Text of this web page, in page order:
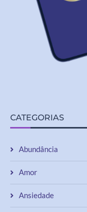
CATEGORIAS
Abundância
Amor
Ansiedade